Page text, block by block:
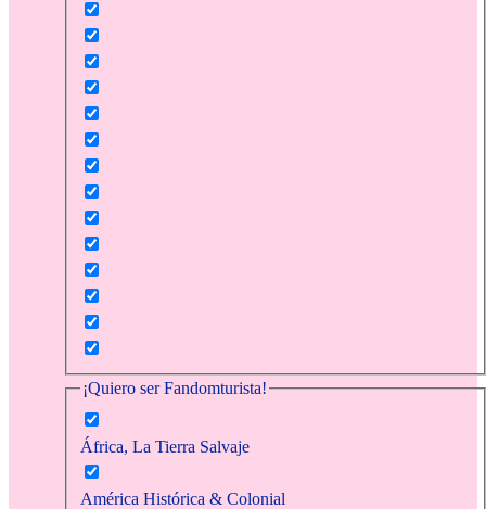
¡Quiero ser Fandomturista!
África, La Tierra Salvaje
América Histórica & Colonial